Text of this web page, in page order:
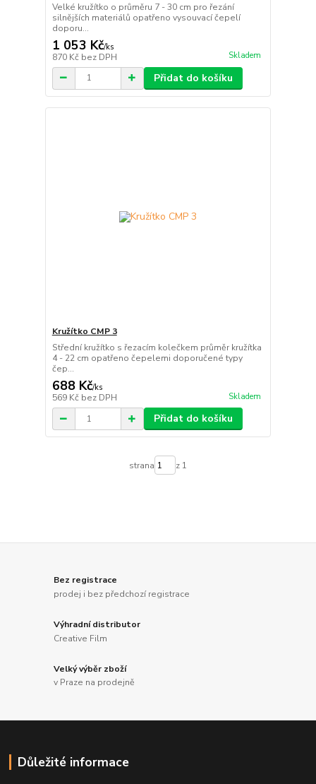
Velké kružítko o průměru 7 - 30 cm pro řezání
silnějších materiálů opatřeno vysouvací čepelí
doporu...
1 053 Kč/ks
870 Kč bez DPH Skladem
Přidat do košíku
Kružítko CMP 3
Střední kružítko s řezacím kolečkem průměr kružítka
4 - 22 cm opatřeno čepelemi doporučené typy
čep...
688 Kč/ks
569 Kč bez DPH Skladem
Přidat do košíku
strana z 1
Bez registrace
prodej i bez předchozí registrace
Výhradní distributor
Creative Film
Velký výběr zboží
v Praze na prodejně
Důležité informace